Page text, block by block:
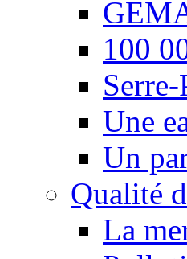
100
Une
Un
Qualité
La